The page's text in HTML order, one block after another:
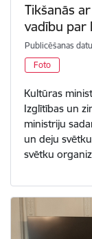
Tikšanās
vadību par
Publicēšanas
Foto
Kultūras
Izglītības un
ministriju
un deju
svētku